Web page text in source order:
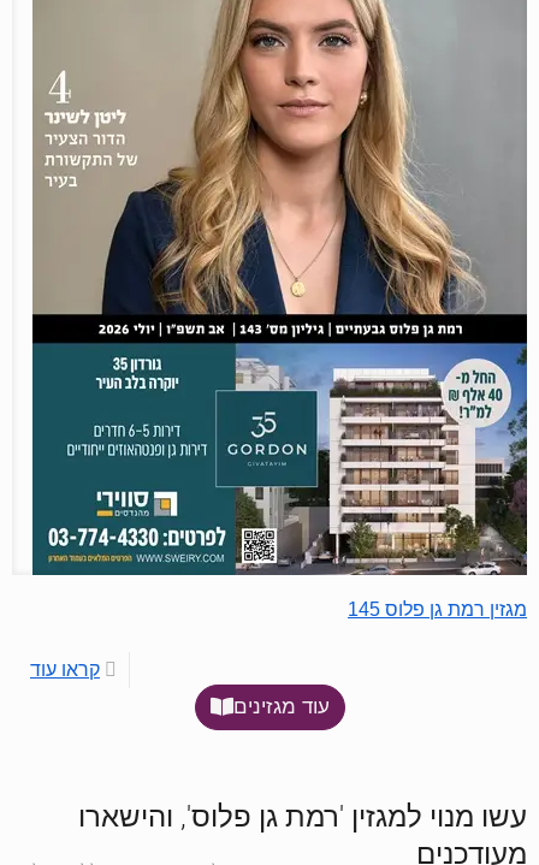
מגזין רמת גן פלוס 145
קראו עוד
עוד מגזינים
עשו מנוי למגזין 'רמת גן פלוס', והישארו
מעודכנים